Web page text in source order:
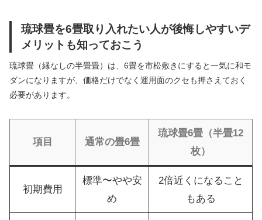
琉球畳を6畳取り入れたい人が後悔しやすいデ
メリットも知っておこう
琉球畳（縁なしの半畳畳）は、6畳を市松敷きにすると一気に和モ
ダンになりますが、価格だけでなく運用面のクセも押さえておく
必要があります。
項目 通常の畳6畳
琉球畳6畳（半畳12
枚）
初期費用
標準〜やや安
め
2倍近くになること
もある